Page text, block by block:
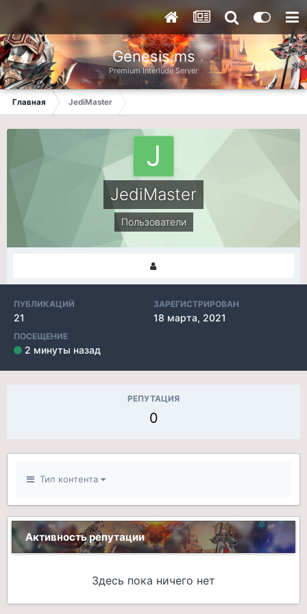
Genesis.ms
Premium Interlude Server
Главная JediMaster
JediMaster
Пользователи
ПУБЛИКАЦИЙ
21
ЗАРЕГИСТРИРОВАН
18 марта, 2021
ПОСЕЩЕНИЕ
2 минуты назад
РЕПУТАЦИЯ
0
Тип контента
Активность репутации
Здесь пока ничего нет